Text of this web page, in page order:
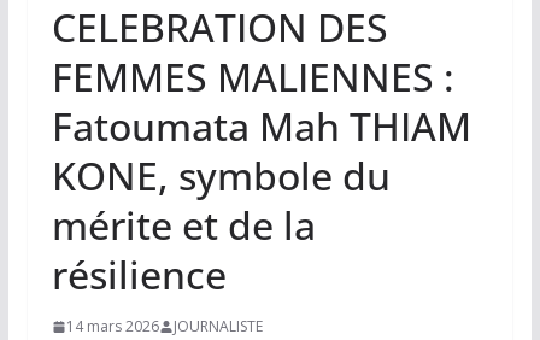
CELEBRATION DES
FEMMES MALIENNES :
Fatoumata Mah THIAM
KONE, symbole du
mérite et de la
résilience
14 mars 2026 JOURNALISTE